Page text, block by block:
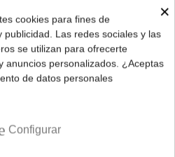
electrónica caldera
Original
COMPRAR
×
cookies para fines de
publicidad. Las redes sociales y las
se utilizan para ofrecerte
anuncios personalizados. ¿Aceptas
de datos personales
Configurar